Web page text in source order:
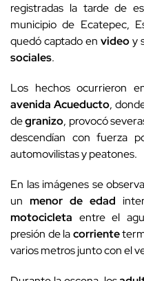
registradas la tarde de
municipio de Ecatepec,
quedó captado en videoy
sociales.
Los hechos ocurrieron
avenida Acueducto,
degranizo, provocó
descendían con fuerza
automovilistas y peatones.
En las imágenes se
un menor de edad
motocicleta entre el
presión de lacorriente
varios metros junto con el